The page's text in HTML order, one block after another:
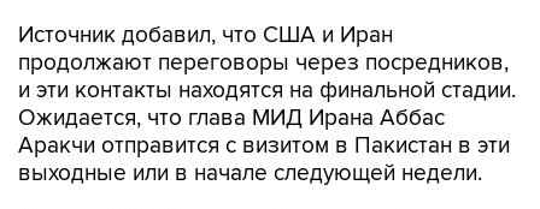
Источник добавил, что США и Иран
продолжают переговоры через посредников,
и эти контакты находятся на финальной стадии.
Ожидается, что глава МИД Ирана Аббас
Аракчи отправится с визитом в Пакистан в эти
выходные или в начале следующей недели.